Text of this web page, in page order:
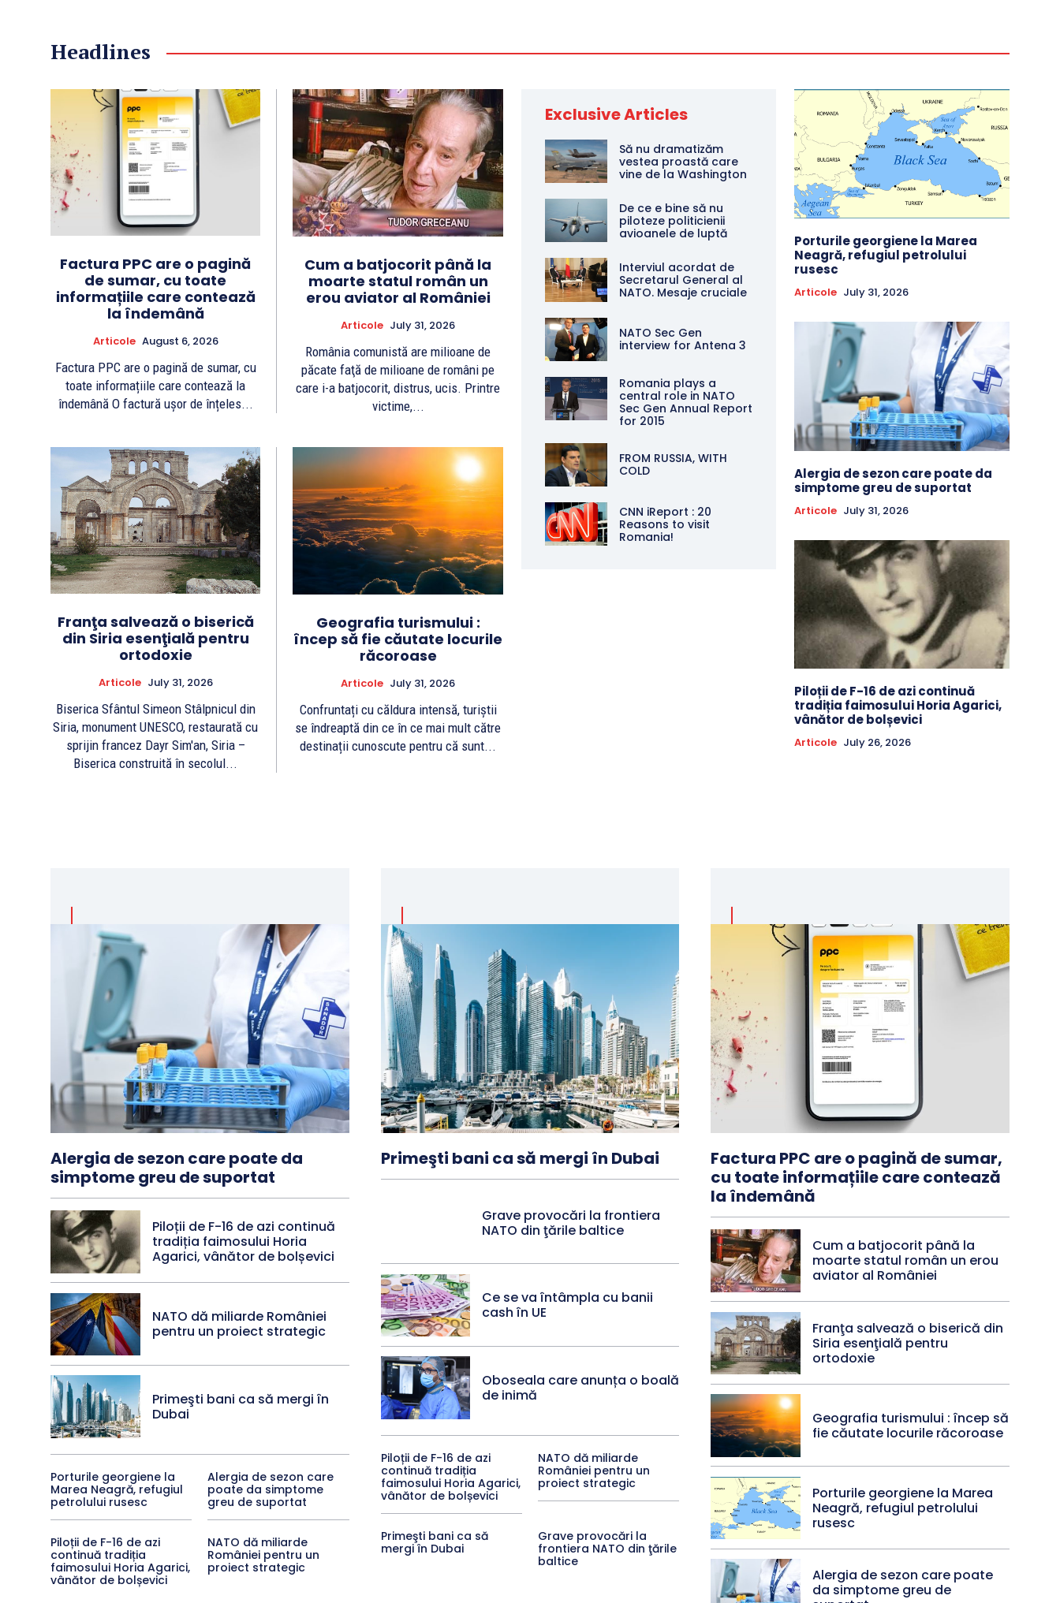
Headlines
Factura PPC are o pagină
de sumar, cu toate
informațiile care contează
la îndemână
Articole August 6, 2026
Factura PPC are o pagină de sumar, cu
toate informațiile care contează la
îndemână O factură ușor de înțeles...
Cum a batjocorit până la
moarte statul român un
erou aviator al României
Articole July 31, 2026
România comunistă are milioane de
păcate faţă de milioane de români pe
care i-a batjocorit, distrus, ucis. Printre
victime,...
Franţa salvează o biserică
din Siria esenţială pentru
ortodoxie
Articole July 31, 2026
Biserica Sfântul Simeon Stâlpnicul din
Siria, monument UNESCO, restaurată cu
sprijin francez Dayr Sim'an, Siria –
Biserica construită în secolul...
Geografia turismului :
încep să fie căutate locurile
răcoroase
Articole July 31, 2026
Confruntați cu căldura intensă, turiștii
se îndreaptă din ce în ce mai mult către
destinații cunoscute pentru că sunt...
Exclusive Articles
Să nu dramatizăm
vestea proastă care
vine de la Washington
De ce e bine să nu
piloteze politicienii
avioanele de luptă
Interviul acordat de
Secretarul General al
NATO. Mesaje cruciale
NATO Sec Gen
interview for Antena 3
Romania plays a
central role in NATO
Sec Gen Annual Report
for 2015
FROM RUSSIA, WITH
COLD
CNN iReport : 20
Reasons to visit
Romania!
Porturile georgiene la Marea
Neagră, refugiul petrolului
rusesc
Articole July 31, 2026
Alergia de sezon care poate da
simptome greu de suportat
Articole July 31, 2026
Piloții de F-16 de azi continuă
tradiția faimosului Horia Agarici,
vânător de bolșevici
Articole July 26, 2026
Alergia de sezon care poate da
simptome greu de suportat
Piloții de F-16 de azi continuă
tradiția faimosului Horia
Agarici, vânător de bolșevici
NATO dă miliarde României
pentru un proiect strategic
Primeşti bani ca să mergi în
Dubai
Porturile georgiene la
Marea Neagră, refugiul
petrolului rusesc
Alergia de sezon care
poate da simptome
greu de suportat
Piloții de F-16 de azi
continuă tradiția
faimosului Horia Agarici,
vânător de bolșevici
NATO dă miliarde
României pentru un
proiect strategic
Primeşti bani ca să mergi în Dubai
Grave provocări la frontiera
NATO din ţările baltice
Ce se va întâmpla cu banii
cash în UE
Oboseala care anunța o boală
de inimă
Piloții de F-16 de azi
continuă tradiția
faimosului Horia Agarici,
vânător de bolșevici
NATO dă miliarde
României pentru un
proiect strategic
Primeşti bani ca să
mergi în Dubai
Grave provocări la
frontiera NATO din ţările
baltice
Factura PPC are o pagină de sumar,
cu toate informațiile care contează
la îndemână
Cum a batjocorit până la
moarte statul român un erou
aviator al României
Franţa salvează o biserică din
Siria esenţială pentru
ortodoxie
Geografia turismului : încep să
fie căutate locurile răcoroase
Porturile georgiene la Marea
Neagră, refugiul petrolului
rusesc
Alergia de sezon care poate
da simptome greu de